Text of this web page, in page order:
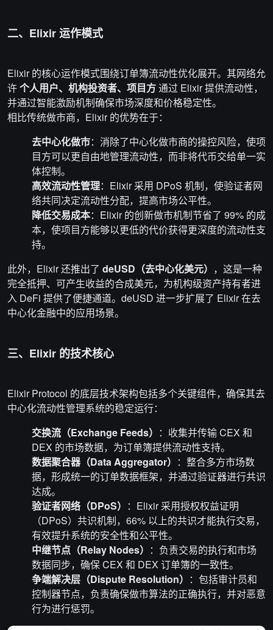
二、Elixir 运作模式
Elixir 的核心运作模式围绕订单簿流动性优化展开。其网络允
许个人用户、机构投资者、项目方通过 Elixir 提供流动性，
并通过智能激励机制确保市场深度和价格稳定性。
相比传统做市商，Elixir 的优势在于：
去中心化做市：消除了中心化做市商的操控风险，使项
目方可以更自由地管理流动性，而非将代币交给单一实
体控制。
高效流动性管理：Elixir 采用 DPoS 机制，使验证者网
络共同决定流动性分配，提高市场公平性。
降低交易成本：Elixir 的创新做市机制节省了 99% 的成
本，使项目方能够以更低的代价获得更深度的流动性支
持。
此外，Elixir 还推出了 deUSD（去中心化美元） ，这是一种
完全抵押、可产生收益的合成美元，为机构级资产持有者进
入 DeFi 提供了便捷通道。deUSD 进一步扩展了 Elixir 在去
中心化金融中的应用场景。
三、Elixir 的技术核心
Elixir Protocol 的底层技术架构包括多个关键组件，确保其去
中心化流动性管理系统的稳定运行：
交换流（Exchange Feeds） ：收集并传输 CEX 和
DEX 的市场数据，为订单簿提供流动性支持。
数据聚合器（Data Aggregator） ：整合多方市场数
据，形成统一的订单数据框架，并通过验证器进行共识
达成。
验证者网络（DPoS） ：Elixir 采用授权权益证明
（DPoS）共识机制，66% 以上的共识才能执行交易，
有效提升系统的安全性和公平性。
中继节点（Relay Nodes） ：负责交易的执行和市场
数据同步，确保 CEX 和 DEX 订单簿的一致性。
争端解决层（Dispute Resolution） ：包括审计员和
控制器节点，负责确保做市算法的正确执行，并对恶意
行为进行惩罚。